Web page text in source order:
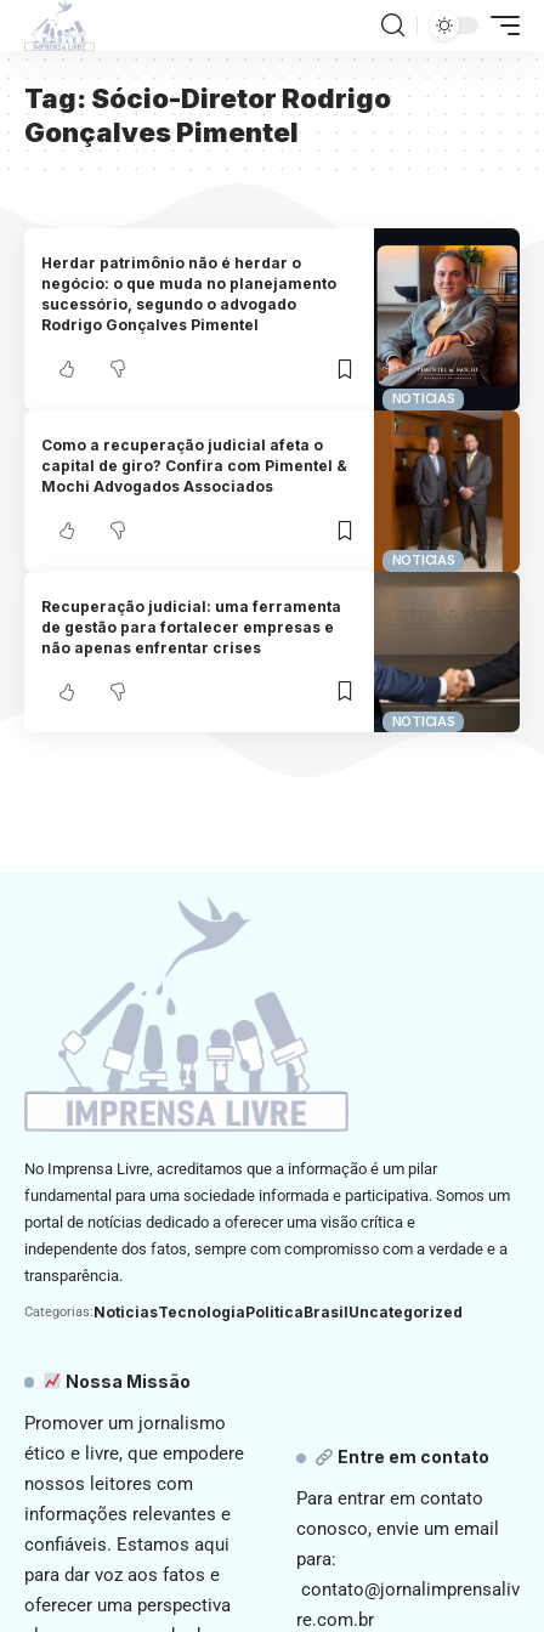
Tag: Sócio-Diretor Rodrigo
Gonçalves Pimentel
NOTICIAS
Herdar patrimônio não é herdar o
negócio: o que muda no planejamento
sucessório, segundo o advogado
Rodrigo Gonçalves Pimentel
NOTICIAS
Como a recuperação judicial afeta o
capital de giro? Confira com Pimentel &
Mochi Advogados Associados
NOTICIAS
Recuperação judicial: uma ferramenta
de gestão para fortalecer empresas e
não apenas enfrentar crises
No Imprensa Livre, acreditamos que a informação é um pilar
fundamental para uma sociedade informada e participativa. Somos um
portal de notícias dedicado a oferecer uma visão crítica e
independente dos fatos, sempre com compromisso com a verdade e a
transparência.
Categorias:NoticiasTecnologiaPoliticaBrasilUncategorized
Nossa Missão
Promover um jornalismo
ético e livre, que empodere
nossos leitores com
informações relevantes e
confiáveis. Estamos aqui
para dar voz aos fatos e
oferecer uma perspectiva
Entre em contato
Para entrar em contato
conosco, envie um email
para:
contato@jornalimprensaliv
re.com.br